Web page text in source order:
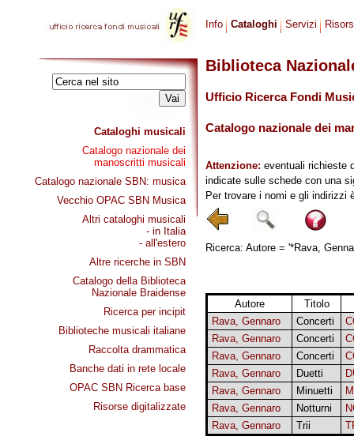
Cataloghi musicali
Catalogo nazionale dei
manoscritti musicali
Catalogo nazionale SBN: musica
Vecchio OPAC SBN Musica
Altri cataloghi musicali
- in Italia
- all'estero
Altre ricerche in SBN
Catalogo della Biblioteca
Nazionale Braidense
Ricerca per incipit
Biblioteche musicali italiane
Raccolta drammatica
Banche dati in rete locale
OPAC SBN Ricerca base
Risorse digitalizzate
Info Cataloghi Servizi
Biblioteca
Ufficio Ricerca Fondi
Catalogo nazionale dei
Attenzione: eventuali richieste
indicate sulle schede con una
Per trovare i nomi e gli indirizzi
Ricerca: Autore = '*Rava,
Autore
Titolo
Rava, Gennaro
Concerti
Rava, Gennaro
Concerti
Rava, Gennaro
Concerti
Rava, Gennaro
Duetti
Rava, Gennaro
Minuetti
Rava, Gennaro
Notturni
Rava, Gennaro
Trii